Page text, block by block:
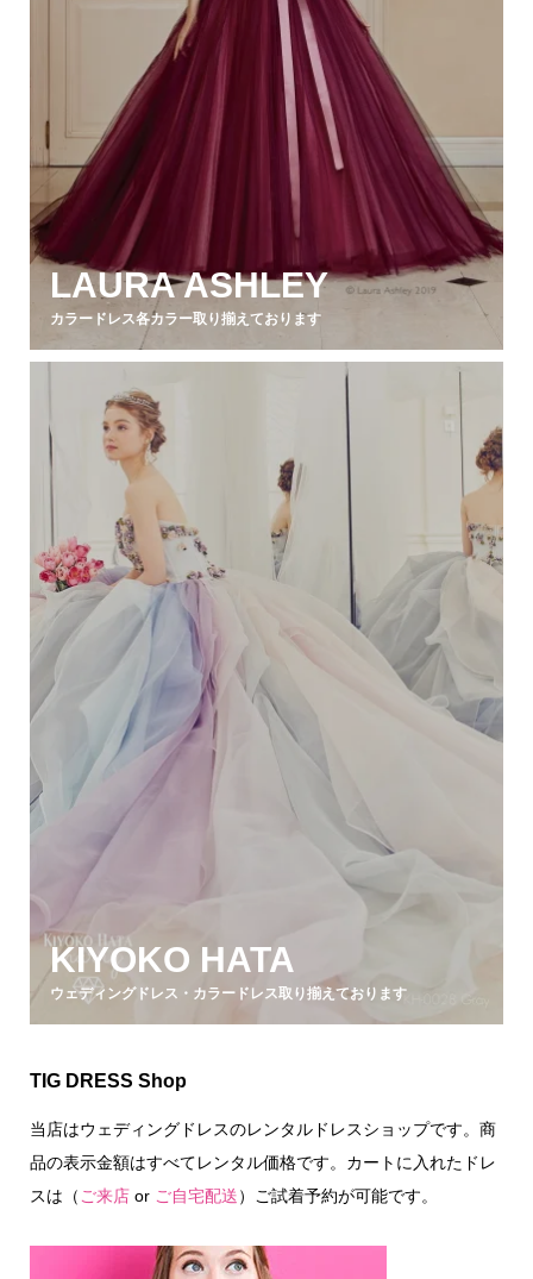
LAURA ASHLEY
カラードレス各カラー取り揃えております
KIYOKO HATA
ウェディングドレス・カラードレス取り揃えております
TIG DRESS Shop
当店はウェディングドレスのレンタルドレスショップです。商
品の表示金額はすべてレンタル価格です。カートに入れたドレ
スは（ ご来店or ご自宅配送）ご試着予約が可能です。